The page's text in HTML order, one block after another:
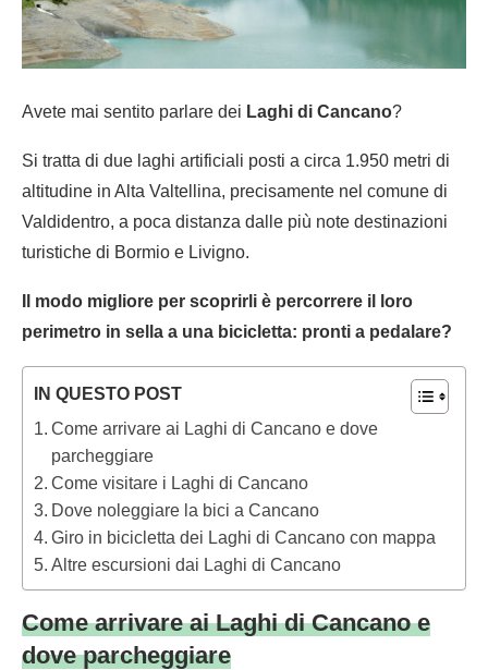
Avete mai sentito parlare dei Laghi di Cancano?
Si tratta di due laghi artificiali posti a circa 1.950 metri di
altitudine in Alta Valtellina, precisamente nel comune di
Valdidentro, a poca distanza dalle più note destinazioni
turistiche di Bormio e Livigno.
Il modo migliore per scoprirli è percorrere il loro
perimetro in sella a una bicicletta: pronti a pedalare?
IN QUESTO POST
Come arrivare ai Laghi di Cancano e dove
parcheggiare
Come visitare i Laghi di Cancano
Dove noleggiare la bici a Cancano
Giro in bicicletta dei Laghi di Cancano con mappa
Altre escursioni dai Laghi di Cancano
Come arrivare ai Laghi di Cancano e
dove parcheggiare